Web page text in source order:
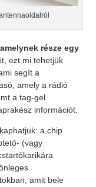
,amelynek része egy
ezt mi tehetjük
ami segít a
amely a rádió
a tag-gel
információt.
a chip
(vagy
amit bele